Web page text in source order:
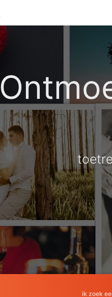
ik zoek